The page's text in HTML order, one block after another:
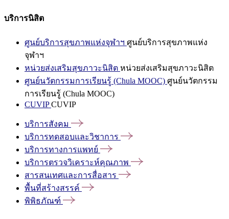
บริการนิสิต
ศูนย์บริการสุขภาพแห่งจุฬาฯ ศูนย์บริการสุขภาพแห่ง
จุฬาฯ
หน่วยส่งเสริมสุขภาวะนิสิต หน่วยส่งเสริมสุขภาวะนิสิต
ศูนย์นวัตกรรมการเรียนรู้ (Chula MOOC) ศูนย์นวัตกรรม
การเรียนรู้ (Chula MOOC)
CUVIPCUVIP
บริการสังคม
บริการทดสอบและวิชาการ
บริการทางการแพทย์
บริการตรวจวิเคราะห์คุณภาพ
สารสนเทศและการสื่อสาร
พื้นที่สร้างสรรค์
พิพิธภัณฑ์